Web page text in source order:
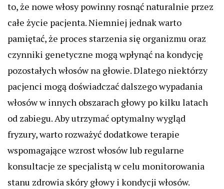
to, że nowe włosy powinny rosnąć naturalnie przez
całe życie pacjenta. Niemniej jednak warto
pamiętać, że proces starzenia się organizmu oraz
czynniki genetyczne mogą wpłynąć na kondycję
pozostałych włosów na głowie. Dlatego niektórzy
pacjenci mogą doświadczać dalszego wypadania
włosów w innych obszarach głowy po kilku latach
od zabiegu. Aby utrzymać optymalny wygląd
fryzury, warto rozważyć dodatkowe terapie
wspomagające wzrost włosów lub regularne
konsultacje ze specjalistą w celu monitorowania
stanu zdrowia skóry głowy i kondycji włosów.